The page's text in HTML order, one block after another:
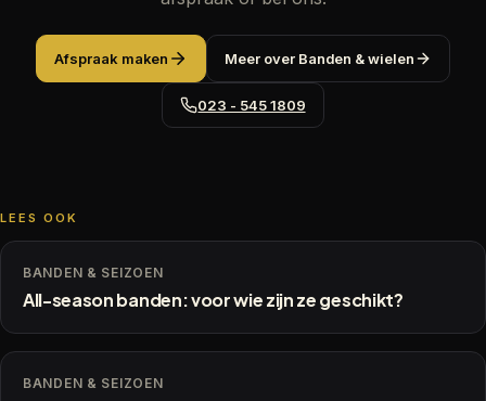
Afspraak maken Meer over Banden & wielen
023 - 545 1809
LEES OOK
BANDEN & SEIZOEN
All-season banden: voor wie zijn ze geschikt?
BANDEN & SEIZOEN